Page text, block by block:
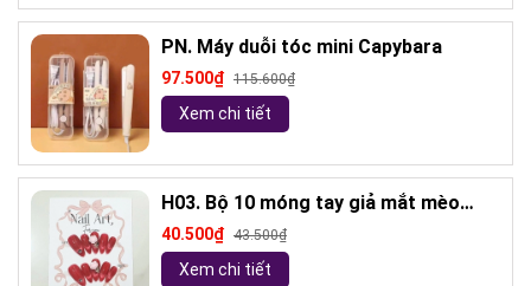
PN. Máy duỗi tóc mini Capybara
97.500₫ 115.600₫
Xem chi tiết
H03. Bộ 10 móng tay giả mắt mèo
kèm keo và giũa móng (ngẫu nhiên)
40.500₫ 43.500₫
Xem chi tiết